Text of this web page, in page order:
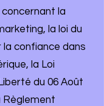
la
la loi du
la confiance dans
la Loi
du 06 Août
Règlement